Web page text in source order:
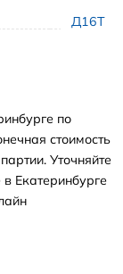
Д16Т
по
стоимость
Уточняйте
Екатеринбурге